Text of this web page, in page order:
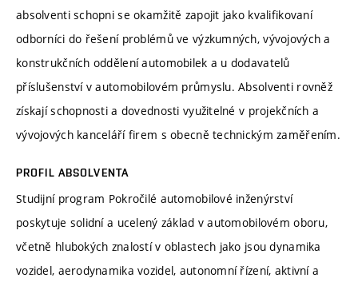
absolventi schopni se okamžitě zapojit jako kvalifikovaní
odborníci do řešení problémů ve výzkumných, vývojových a
konstrukčních oddělení automobilek a u dodavatelů
příslušenství v automobilovém průmyslu. Absolventi rovněž
získají schopnosti a dovednosti využitelné v projekčních a
vývojových kanceláří firem s obecně technickým zaměřením.
PROFIL ABSOLVENTA
Studijní program Pokročilé automobilové inženýrství
poskytuje solidní a ucelený základ v automobilovém oboru,
včetně hlubokých znalostí v oblastech jako jsou dynamika
vozidel, aerodynamika vozidel, autonomní řízení, aktivní a